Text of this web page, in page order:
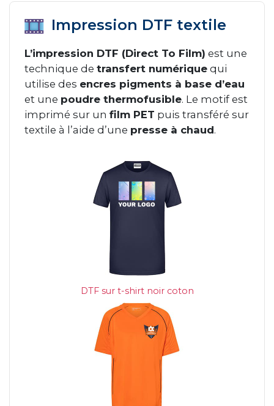
Impression DTF textile
L’impression DTF (Direct To Film) est une
technique de transfert numérique qui
utilise des encres pigments à base d’eau
et une poudre thermofusible. Le motif est
imprimé sur un film PET puis transféré sur
textile à l’aide d’une presse à chaud.
DTF sur t-shirt noir coton